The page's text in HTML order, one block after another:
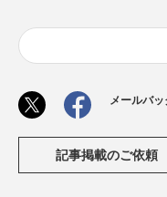
メールバ
記事掲載のご依頼